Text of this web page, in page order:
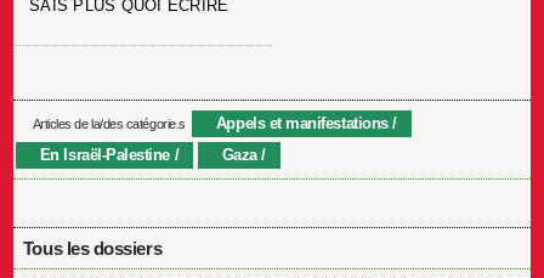
SAIS PLUS QUOI ÉCRIRE
Articles de la/des catégorie.s
Appels et manifestations
En Israël-Palestine
Gaza
Tous les dossiers